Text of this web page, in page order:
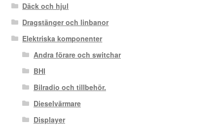
Däck och hjul
Dragstänger och linbanor
Elektriska komponenter
Andra förare och switchar
BHI
Bilradio och tillbehör.
Dieselvärmare
Displayer